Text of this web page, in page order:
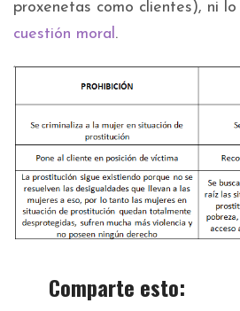
proxenetas como clientes), ni
cuestión moral.
Comparte esto: